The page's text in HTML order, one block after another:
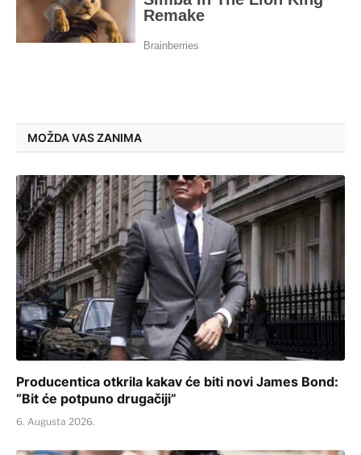
MOŽDA VAS ZANIMA
Producentica otkrila kakav će biti novi James Bond:
“Bit će potpuno drugačiji”
6. Augusta 2026.